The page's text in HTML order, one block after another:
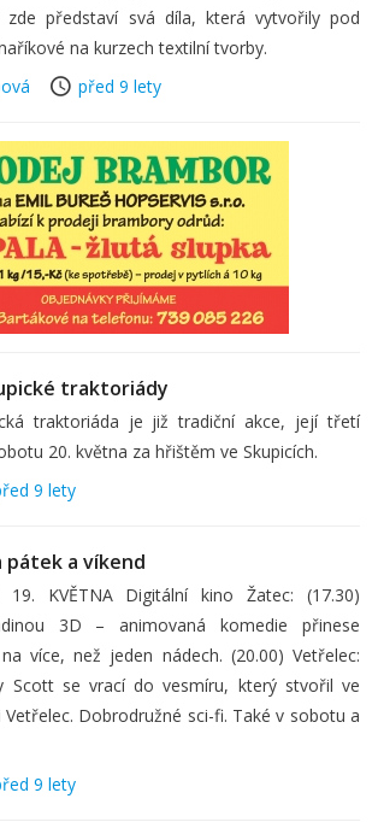
představí svá díla, která vytvořily pod
na kurzech textilní tvorby.
před 9 lety
traktoriády
traktoriáda je již tradiční akce, její třetí
20. května za hřištěm ve Skupicích.
9 lety
a víkend
19. KVĚTNA Digitální kino Žatec: (17.30)
3D – animovaná komedie přinese
více, než jeden nádech. (20.00) Vetřelec:
Scott se vrací do vesmíru, který stvořil ve
Dobrodružné sci-fi. Také v sobotu a
9 lety